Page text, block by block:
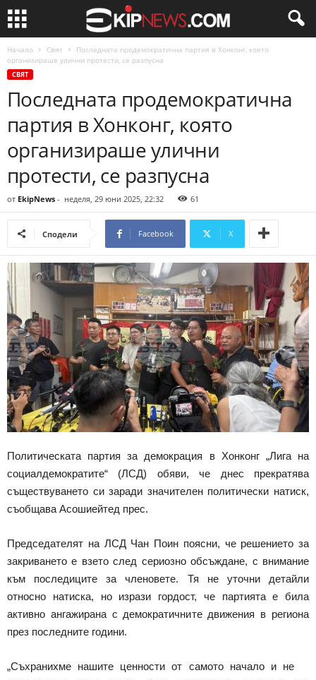
Начало Свят
Последната продемократична партия в Хонконг, която
организираше улични протести, се разпусна
СВЯТ
Последната продемократична
партия в Хонконг, която
организираше улични
протести, се разпусна
от EkipNews - неделя, 29 юни 2025, 22:32 61
Сподели Facebook X
Политическата партия за демокрация в Хонконг „Лига на
социалдемократите“ (ЛСД) обяви, че днес прекратява
съществуването си заради значителен политически натиск,
съобщава Асошиейтед прес.
Председателят на ЛСД Чан Поин поясни, че решението за
закриването е взето след сериозно обсъждане, с внимание
към последиците за членовете. Тя не уточни детайли
относно натиска, но изрази гордост, че партията е била
активно ангажирана с демократичните движения в региона
през последните години.
„Съхранихме нашите ценности от самото начало и не